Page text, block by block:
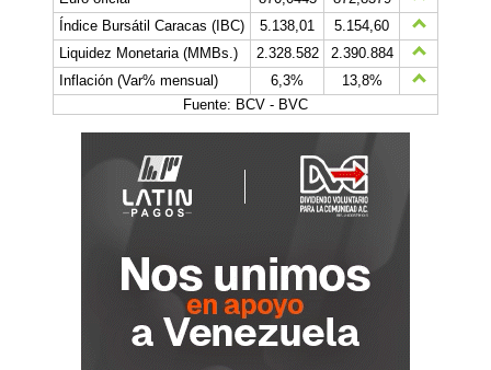
Índice Bursátil Caracas (IBC)
5.138,01
5.154,60
Liquidez Monetaria (MMBs.)
2.328.582
2.390.884
Inflación (Var% mensual)
6,3%
13,8%
Fuente: BCV - BVC